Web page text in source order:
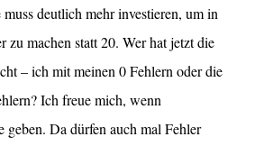
deutlich mehr investieren, um in
zu machen statt 20. Wer hat jetzt die
– ich mit meinen 0 Fehlern oder die
Ich freue mich, wenn
geben. Da dürfen auch mal Fehler